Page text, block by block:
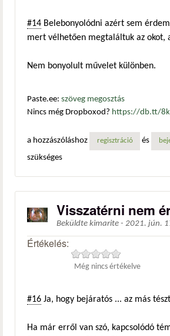
#14 Belebonyolódni azért sem
mert vélhetően megtaláltuk az okot,
Nem bonyolult művelet különben.
Paste.ee: szöveg megosztás
Nincs még Dropboxod? https://db.tt/
a hozzászóláshoz
regisztráció és
szükséges
Visszatérni nem
Beküldte kimarite - 2021. jún.
Értékelés:
Még nincs értékelve
#16 Ja, hogy bejáratós ... az más
Ha már erről van szó, kapcsolódó